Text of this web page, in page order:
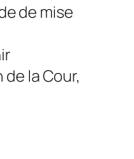
de mise
la Cour,